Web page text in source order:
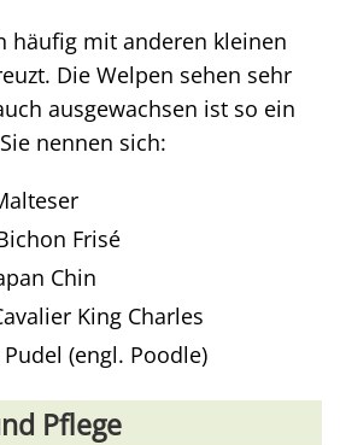
häufig mit anderen kleinen
Die Welpen sehen sehr
ausgewachsen ist so ein
nennen sich:
Frisé
Chin
King Charles
(engl. Poodle)
Pflege